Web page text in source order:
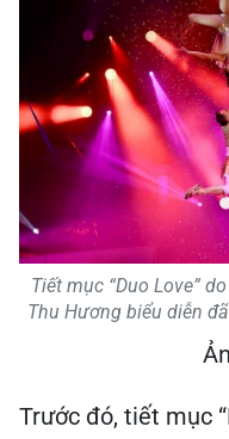
Tiết mục “Duo Love”
Thu Hương biểu diễn
Trước đó, tiết mục